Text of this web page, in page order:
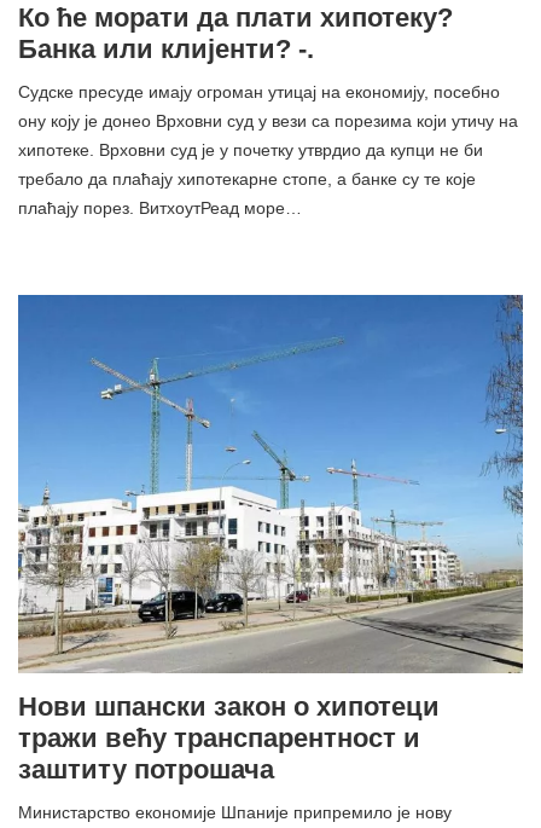
Ко ће морати да плати хипотеку?
Банка или клијенти? -.
Судске пресуде имају огроман утицај на економију, посебно
ону коју је донео Врховни суд у вези са порезима који утичу на
хипотеке. Врховни суд је у почетку утврдио да купци не би
требало да плаћају хипотекарне стопе, а банке су те које
плаћају порез. ВитхоутРеад море…
Нови шпански закон о хипотеци
тражи већу транспарентност и
заштиту потрошача
Министарство економије Шпаније припремило је нову